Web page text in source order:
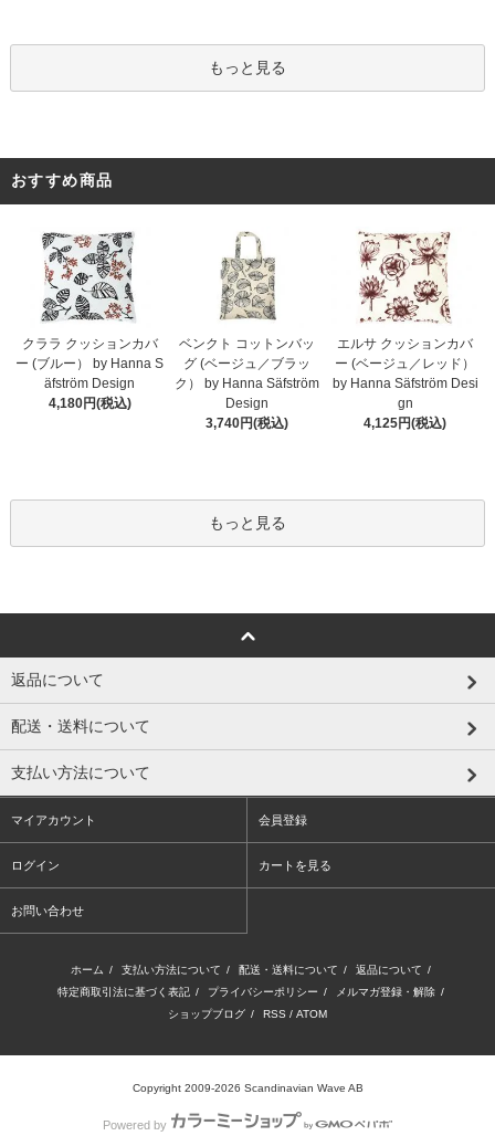
もっと見る
おすすめ商品
クララ クッションカバ
ー (ブルー） by Hanna S
äfström Design
4,180円(税込)
ベンクト コットンバッ
グ (ベージュ／ブラッ
ク） by Hanna Säfström
Design
3,740円(税込)
エルサ クッションカバ
ー (ベージュ／レッド）
by Hanna Säfström Desi
gn
4,125円(税込)
もっと見る
返品について
配送・送料について
支払い方法について
マイアカウント 会員登録
ログイン カートを見る
お問い合わせ
ホーム / 支払い方法について / 配送・送料について / 返品について /
特定商取引法に基づく表記 / プライバシーポリシー / メルマガ登録・解除 /
ショップブログ / RSS / ATOM
Copyright 2009-2026 Scandinavian Wave AB
Powered by